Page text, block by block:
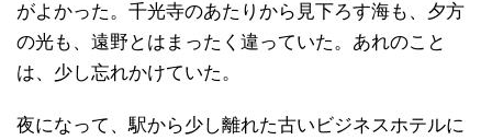
がよかった。千光寺のあたりから見下ろす海も、夕方
の光も、遠野とはまったく違っていた。あれのこと
は、少し忘れかけていた。
夜になって、駅から少し離れた古いビジネスホテルに